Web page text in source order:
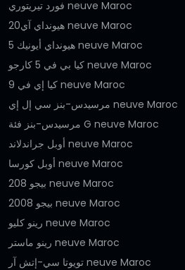
فورد تيريتوري neuve Maroc
هيونداي آي20 neuve Maroc
هيونداي أيونيك 5 neuve Maroc
كيا بي في 5 كارجو neuve Maroc
كيا إي في 9 neuve Maroc
مرسيدس-بنز سي إل إي neuve Maroc
مرسيدس-بنز فئة G neuve Maroc
أوبل جراندلاند neuve Maroc
أوبل كورسا neuve Maroc
بيجو 208 neuve Maroc
بيجو 2008 neuve Maroc
رينو كليو neuve Maroc
رينو ماستر neuve Maroc
تويوتا سي-إتش آر neuve Maroc